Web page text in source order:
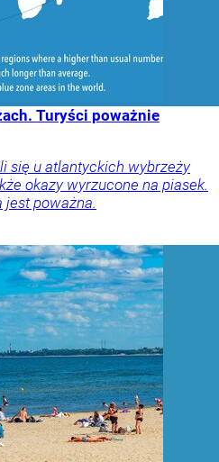
Turyści poważnie
się u atlantyckich wybrzeży
okazy wyrzucone na piasek.
jest poważna.